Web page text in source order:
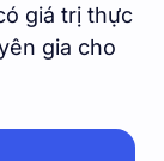
giá trị thực
gia cho